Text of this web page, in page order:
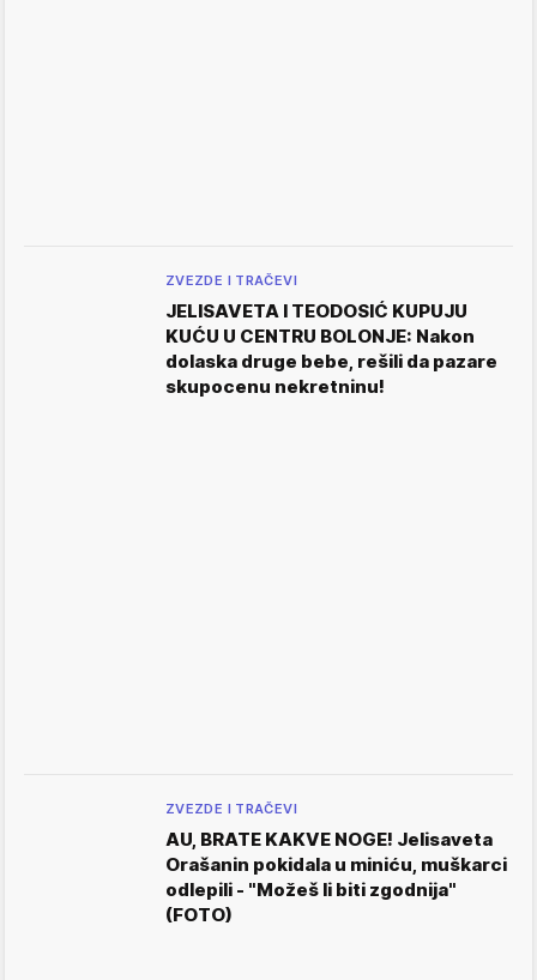
ZVEZDE I TRAČEVI
JELISAVETA I TEODOSIĆ KUPUJU
KUĆU U CENTRU BOLONJE: Nakon
dolaska druge bebe, rešili da pazare
skupocenu nekretninu!
ZVEZDE I TRAČEVI
AU, BRATE KAKVE NOGE! Jelisaveta
Orašanin pokidala u miniću, muškarci
odlepili - "Možeš li biti zgodnija"
(FOTO)